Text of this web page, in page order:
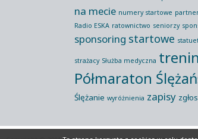
na mecie numery startowe
Radio ESKA ratownictwo seniorzy
sponsoring startowe
strażacy Służba medyczna
Półmaraton
Ślężanie wyróżnienia zapisy